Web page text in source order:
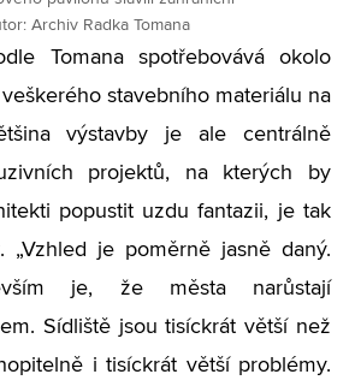
Archiv Radka Tomana
Tomana spotřebovává okolo
stavebního materiálu na
výstavby je ale centrálně
projektů, na kterých by
popustit uzdu fantazii, je tak
„Vzhled je poměrně jasně daný.
je, že města narůstají
Sídliště jsou tisíckrát větší než
i tisíckrát větší problémy.